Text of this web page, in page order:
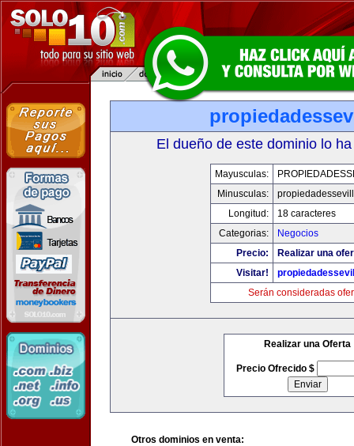
El dueño de este dominio lo
Mayusculas:
Minusculas:
Longitud:
18 caracteres
Categorias:
Negocios
Precio:
Realizar una
Visitar!
Serán consideradas
Realizar una Oferta
Precio Ofrecido $
Otros dominios en venta: